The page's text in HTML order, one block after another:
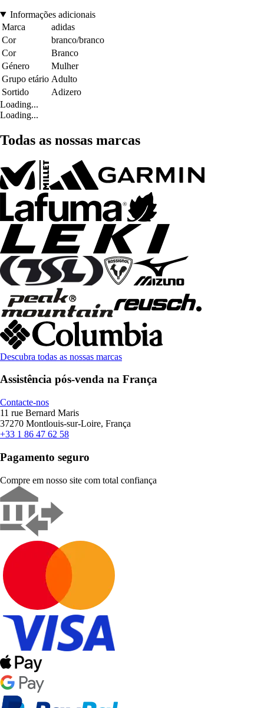
Informações adicionais
Marca
adidas
Cor
branco/branco
Cor
Branco
Género
Mulher
Grupo etário Adulto
Sortido
Adizero
Loading...
Loading...
Todas as nossas marcas
Descubra todas as nossas marcas
Assistência pós-venda na França
Contacte-nos
11 rue Bernard Maris
37270 Montlouis-sur-Loire, França
+33 1 86 47 62 58
Pagamento seguro
Compre em nosso site com total confiança